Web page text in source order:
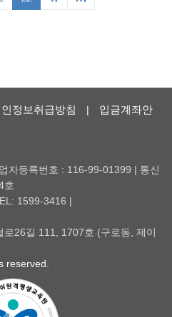
정보취급방침 |
입금계좌안
자등록번호 : 116-99-01399 | 통신
호
1599-3416 |
26길 111, 1707호 (구로동, 제이
reserved.